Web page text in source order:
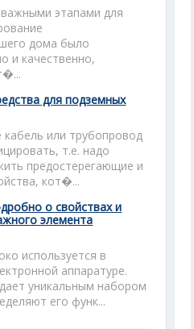
этапами для
дома было
и качественно,
для подземных
или трубопровод
т.е. надо
предостерегающие и
кот�...
о свойствах и
элемента
используется в
аппаратуре.
уникальным набором
его функ...